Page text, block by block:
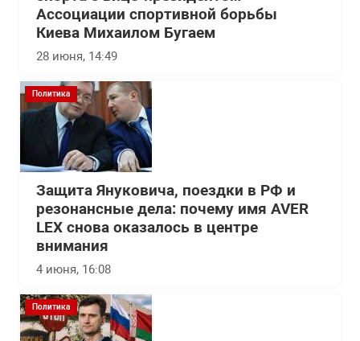
Ассоциации спортивной борьбы
Киева Михаилом Бугаем
28 июня, 14:49
Политика
Защита Януковича, поездки в РФ и
резонансные дела: почему имя AVER
LEX снова оказалось в центре
внимания
4 июня, 16:08
Политика